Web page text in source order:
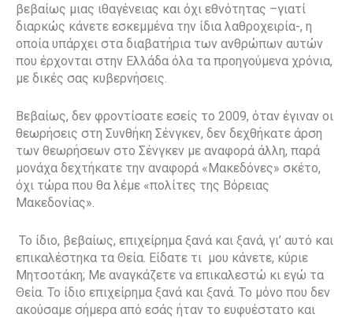
βεβαίως μιας ιθαγένειας και όχι εθνότητας –γιατί
διαρκώς κάνετε εσκεμμένα την ίδια λαθροχειρία-, η
οποία υπάρχει στα διαβατήρια των ανθρώπων αυτών
που έρχονται στην Ελλάδα όλα τα προηγούμενα χρόνια,
με δικές σας κυβερνήσεις.
Βεβαίως, δεν φροντίσατε εσείς το 2009, όταν έγιναν οι
θεωρήσεις στη Συνθήκη Σένγκεν, δεν δεχθήκατε άρση
των θεωρήσεων στο Σένγκεν με αναφορά άλλη, παρά
μονάχα δεχτήκατε την αναφορά «Μακεδόνες» σκέτο,
όχι τώρα που θα λέμε «πολίτες της Βόρειας
Μακεδονίας».
Το ίδιο, βεβαίως, επιχείρημα ξανά και ξανά, γι’ αυτό και
επικαλέστηκα τα Θεία. Είδατε τι μου κάνετε, κύριε
Μητσοτάκη; Με αναγκάζετε να επικαλεστώ κι εγώ τα
Θεία. Το ίδιο επιχείρημα ξανά και ξανά. Το μόνο που δεν
ακούσαμε σήμερα από εσάς ήταν το ευφυέστατο και